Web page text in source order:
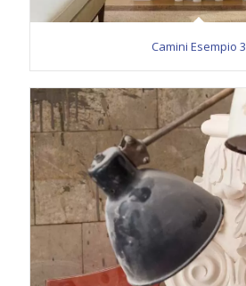
Camini Esempio 3